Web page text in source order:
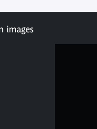
images